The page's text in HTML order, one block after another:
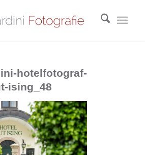
hotelfotograf-
ising_48